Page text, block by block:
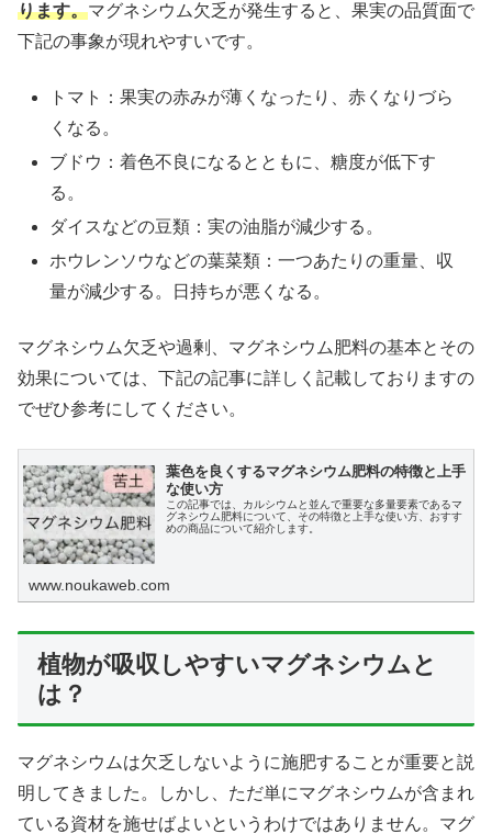
ります。マグネシウム欠乏が発生すると、果実の品質面で
下記の事象が現れやすいです。
トマト：果実の赤みが薄くなったり、赤くなりづら
くなる。
ブドウ：着色不良になるとともに、糖度が低下す
る。
ダイスなどの豆類：実の油脂が減少する。
ホウレンソウなどの葉菜類：一つあたりの重量、収
量が減少する。日持ちが悪くなる。
マグネシウム欠乏や過剰、マグネシウム肥料の基本とその
効果については、下記の記事に詳しく記載しておりますの
でぜひ参考にしてください。
葉色を良くするマグネシウム肥料の特徴と上手
な使い方
この記事では、カルシウムと並んで重要な多量要素であるマ
グネシウム肥料について、その特徴と上手な使い方、おすす
めの商品について紹介します。
www.noukaweb.com
植物が吸収しやすいマグネシウムと
は？
マグネシウムは欠乏しないように施肥することが重要と説
明してきました。しかし、ただ単にマグネシウムが含まれ
ている資材を施せばよいというわけではありません。マグ